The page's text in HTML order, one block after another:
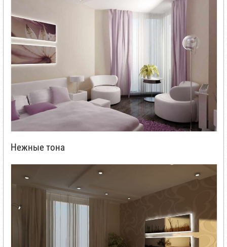
Нежные тона